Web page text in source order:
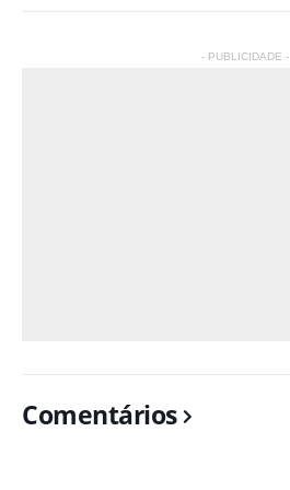
- PUBLICIDADE -
Comentários